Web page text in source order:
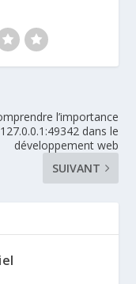
l’importance
dans le
développement web
SUIVANT